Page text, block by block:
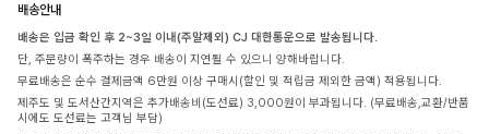
배송안내
배송은 입금 확인 후 2~3일 이내(주말제외) CJ 대한통운으로 발송됩니다.
단, 주문량이 폭주하는 경우 배송이 지연될 수 있으니 양해바랍니다.
무료배송은 순수 결제금액 6만원 이상 구매시(할인 및 적립금 제외한 금액) 적용됩니다.
제주도 및 도서산간지역은 추가배송비(도선료) 3,000원이 부과됩니다. (무료배송,교환/반품
시에도 도선료는 고객님 부담)